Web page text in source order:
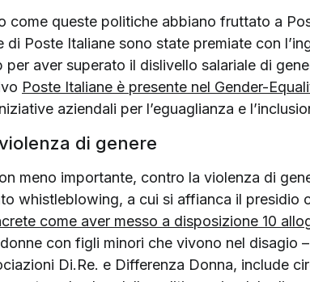
come queste politiche abbiano fruttato a
Poste Italiane sono state premiate con
per aver superato il dislivello salariale di
Poste Italiane è presente nel Gender-
aziendali per l’eguaglianza e
di genere
meno importante, contro la violenza di
whistleblowing, a cui si affianca il presidio
come aver messo a disposizione 10
con figli minori che vivono nel disagio
Di.Re. e Differenza Donna, include